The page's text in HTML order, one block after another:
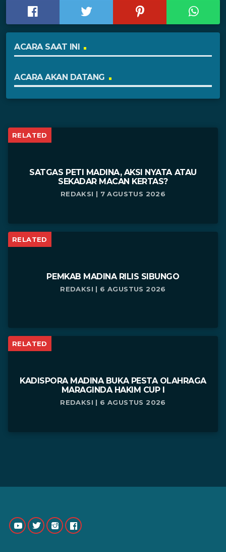
ACARA SAAT INI
ACARA AKAN DATANG
RELATED
SATGAS PETI MADINA, AKSI NYATA ATAU
SEKADAR MACAN KERTAS?
REDAKSI | 7 AGUSTUS 2026
RELATED
PEMKAB MADINA RILIS SIBUNGO
REDAKSI | 6 AGUSTUS 2026
RELATED
KADISPORA MADINA BUKA PESTA OLAHRAGA
MARAGINDA HAKIM CUP I
REDAKSI | 6 AGUSTUS 2026